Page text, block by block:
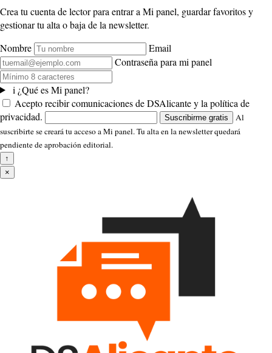
Crea tu cuenta de lector para entrar a Mi panel, guardar favoritos y
gestionar tu alta o baja de la newsletter.
Nombre
Email
Contraseña para mi panel
i ¿Qué es Mi panel?
Acepto recibir comunicaciones de DSAlicante y la política de
privacidad.
Suscribirme gratis
Al
suscribirte se creará tu acceso a Mi panel. Tu alta en la newsletter quedará
pendiente de aprobación editorial.
↑
×